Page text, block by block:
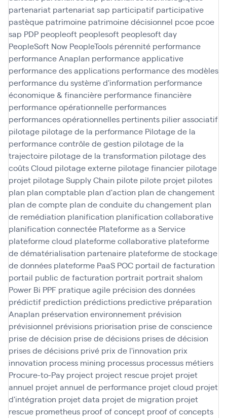
partenariat partenariat sap participatif participative
pastèque patrimoine patrimoine décisionnel pcoe pcoe
sap PDP peopleoft peoplesoft peoplesoft day
PeopleSoft Now PeopleTools pérennité performance
performance Anaplan performance applicative
performance des applications performance des modèles
performance du système d'information performance
économique & financière performance financière
performance opérationnelle performances
performances opérationnelles pertinents pilier associatif
pilotage pilotage de la performance Pilotage de la
performance contrôle de gestion pilotage de la
trajectoire pilotage de la transformation pilotage des
coûts Cloud pilotage externe pilotage financier pilotage
projet pilotage Supply Chain pilote pilote projet pilotes
plan plan comptable plan d'action plan de changement
plan de compte plan de conduite du changement plan
de remédiation planification planification collaborative
planification connectée Plateforme as a Service
plateforme cloud plateforme collaborative plateforme
de dématérialisation partenaire plateforme de stockage
de données plateforme PaaS POC portail de facturation
portail public de facturation portrait portrait shalom
Power Bi PPF pratique agile précision des données
prédictif prediction prédictions predictive préparation
Anaplan préservation environnement prévision
prévisionnel prévisions priorisation prise de conscience
prise de décision prise de décisions prises de décision
prises de décisions privé prix de l'innovation prix
innovation process mining processus processus métiers
Procure-to-Pay project project rescue projet projet
annuel projet annuel de performance projet cloud projet
d'intégration projet data projet de migration projet
rescue prometheus proof of concept proof of concepts